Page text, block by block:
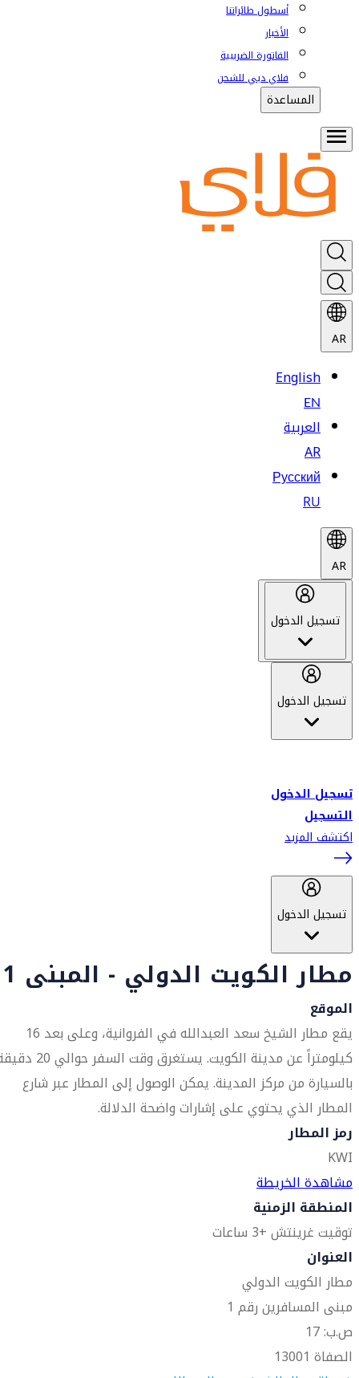
أسطول طائراتنا
الأخبار
الفاتورة الضريبية
فلاي دبي للشحن
المساعدة
AR
English
EN
العربية
AR
Русский
RU
AR
تسجيل الدخول
تسجيل الدخول
تسجيل الدخول
التسجيل
اكتشف المزيد
تسجيل الدخول
مطار الكويت الدولي - المبنى 1
الموقع
يقع مطار الشيخ سعد العبدالله في الفروانية، وعلى بعد 16
كيلومتراً عن مدينة الكويت. يستغرق وقت السفر
بالسيارة من مركز المدينة. يمكن الوصول إلى المطار عبر شارع
المطار الذي يحتوي على إشارات واضحة الدلالة.
رمز المطار
KWI
مشاهدة الخريطة
المنطقة الزمنية
توقيت غرينتش +3 ساعات
العنوان
مطار الكويت الدولي
مبنى المسافرين رقم 1
ص.ب: 17
الصفاة 13001